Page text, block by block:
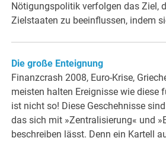
Nötigungspolitik verfolgen das Ziel,
Zielstaaten zu beeinflussen, indem
Die große Enteignung
Finanzcrash 2008, Euro-Krise,
meisten halten Ereignisse wie diese
ist nicht so! Diese Geschehnisse
das sich mit »Zentralisierung« und
beschreiben lässt. Denn ein Kartell